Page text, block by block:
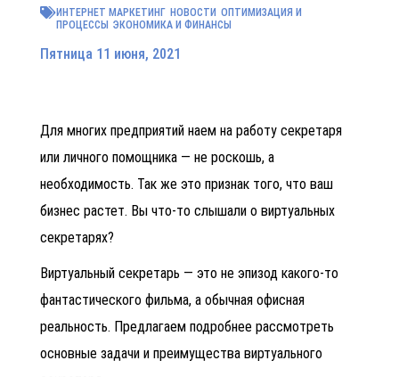
ИНТЕРНЕТ МАРКЕТИНГ НОВОСТИ ОПТИМИЗАЦИЯ И
ПРОЦЕССЫ ЭКОНОМИКА И ФИНАНСЫ
Пятница 11 июня, 2021
Для многих предприятий наем на работу секретаря
или личного помощника — не роскошь, а
необходимость. Так же это признак того, что ваш
бизнес растет. Вы что-то слышали о виртуальных
секретарях?
Виртуальный секретарь — это не эпизод какого-то
фантастического фильма, а обычная офисная
реальность. Предлагаем подробнее рассмотреть
основные задачи и преимущества виртуального